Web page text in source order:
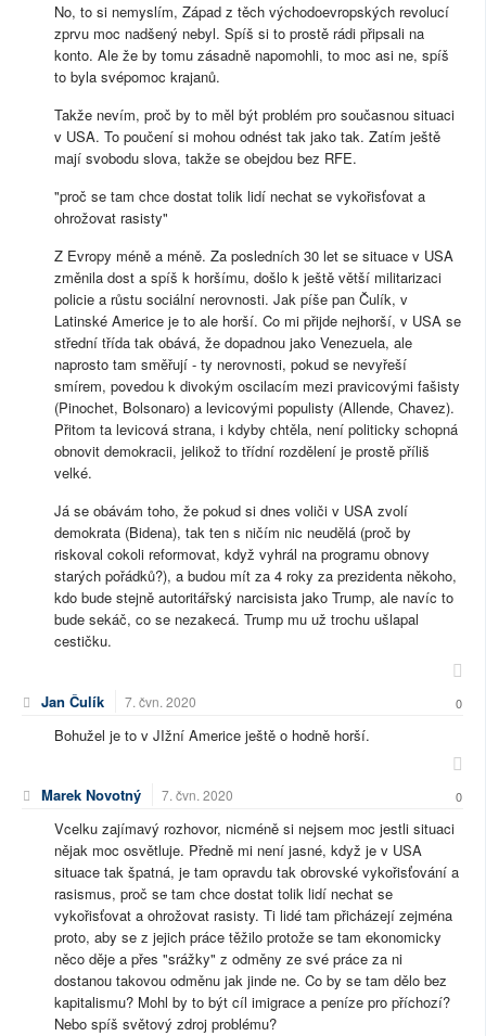
No, to si nemyslím, Západ z těch východoevropských revolucí
zprvu moc nadšený nebyl. Spíš si to prostě rádi připsali na
konto. Ale že by tomu zásadně napomohli, to moc asi ne, spíš
to byla svépomoc krajanů.
Takže nevím, proč by to měl být problém pro současnou situaci
v USA. To poučení si mohou odnést tak jako tak. Zatím ještě
mají svobodu slova, takže se obejdou bez RFE.
"proč se tam chce dostat tolik lidí nechat se vykořisťovat a
ohrožovat rasisty"
Z Evropy méně a méně. Za posledních 30 let se situace v USA
změnila dost a spíš k horšímu, došlo k ještě větší militarizaci
policie a růstu sociální nerovnosti. Jak píše pan Čulík, v
Latinské Americe je to ale horší. Co mi přijde nejhorší, v USA se
střední třída tak obává, že dopadnou jako Venezuela, ale
naprosto tam směřují - ty nerovnosti, pokud se nevyřeší
smírem, povedou k divokým oscilacím mezi pravicovými fašisty
(Pinochet, Bolsonaro) a levicovými populisty (Allende, Chavez).
Přitom ta levicová strana, i kdyby chtěla, není politicky schopná
obnovit demokracii, jelikož to třídní rozdělení je prostě příliš
velké.
Já se obávám toho, že pokud si dnes voliči v USA zvolí
demokrata (Bidena), tak ten s ničím nic neudělá (proč by
riskoval cokoli reformovat, když vyhrál na programu obnovy
starých pořádků?), a budou mít za 4 roky za prezidenta někoho,
kdo bude stejně autoritářský narcisista jako Trump, ale navíc to
bude sekáč, co se nezakecá. Trump mu už trochu ušlapal
cestičku.
Jan Čulík 7. čvn. 2020 0
Bohužel je to v JIžní Americe ještě o hodně horší.
Marek Novotný 7. čvn. 2020 0
Vcelku zajímavý rozhovor, nicméně si nejsem moc jestli situaci
nějak moc osvětluje. Předně mi není jasné, když je v USA
situace tak špatná, je tam opravdu tak obrovské vykořisťování a
rasismus, proč se tam chce dostat tolik lidí nechat se
vykořisťovat a ohrožovat rasisty. Ti lidé tam přicházejí zejména
proto, aby se z jejich práce těžilo protože se tam ekonomicky
něco děje a přes "srážky" z odměny ze své práce za ni
dostanou takovou odměnu jak jinde ne. Co by se tam dělo bez
kapitalismu? Mohl by to být cíl imigrace a peníze pro příchozí?
Nebo spíš světový zdroj problému?